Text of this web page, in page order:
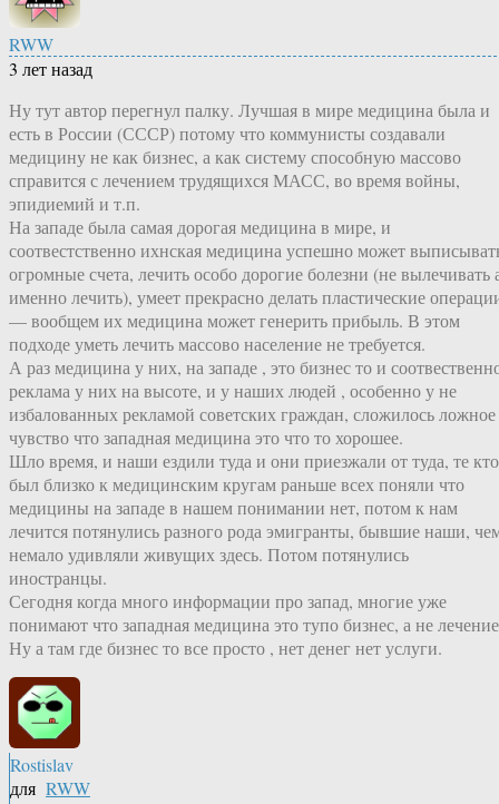
RWW
3 лет назад
Ну тут автор перегнул палку. Лучшая в мире медицина была и
есть в России (СССР) потому что коммунисты создавали
медицину не как бизнес, а как систему способную массово
справится с лечением трудящихся МАСС, во время войны,
эпидиемий и т.п.
На западе была самая дорогая медицина в мире, и
соотвестственно ихнская медицина успешно может
огромные счета, лечить особо дорогие болезни (не вылечивать
именно лечить), умеет прекрасно делать пластические
— вообщем их медицина может генерить прибыль. В этом
подходе уметь лечить массово население не требуется.
А раз медицина у них, на западе , это бизнес то и
реклама у них на высоте, и у наших людей , особенно у не
избалованных рекламой советских граждан, сложилось ложное
чувство что западная медицина это что то хорошее.
Шло время, и наши ездили туда и они приезжали от туда, те кто
был близко к медицинским кругам раньше всех поняли что
медицины на западе в нашем понимании нет, потом к нам
лечится потянулись разного рода эмигранты, бывшие наши,
немало удивляли живущих здесь. Потом потянулись
иностранцы.
Сегодня когда много информации про запад, многие уже
понимают что западная медицина это тупо бизнес, а не
Ну а там где бизнес то все просто , нет денег нет услуги.
Rostislav
для RWW